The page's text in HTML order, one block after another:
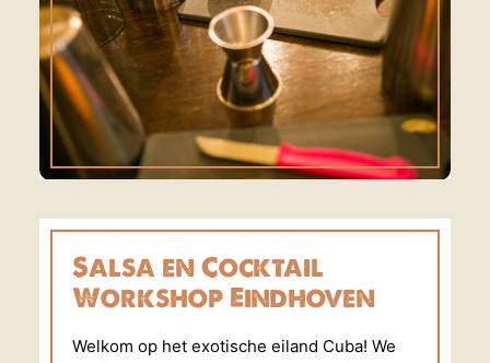
Salsa en Cocktail
Workshop Eindhoven
Welkom op het exotische eiland Cuba! We